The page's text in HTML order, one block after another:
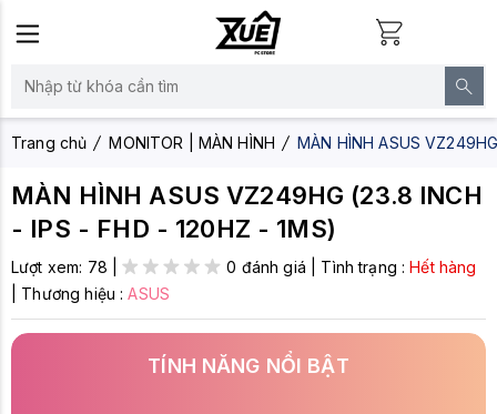
Trang chủ MONITOR | MÀN HÌNH MÀN HÌNH ASUS
MÀN HÌNH ASUS VZ249HG (23.8 INCH
- IPS - FHD - 120HZ - 1MS)
Lượt xem: 78 | 0 đánh giá Tình trạng :Hết hàng
Thương hiệu :ASUS
TÍNH NĂNG NỔI BẬT